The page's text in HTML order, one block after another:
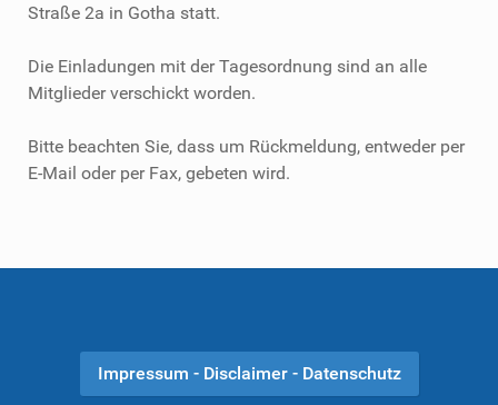
Straße 2a in Gotha statt.
Die Einladungen mit der Tagesordnung sind an alle
Mitglieder verschickt worden.
Bitte beachten Sie, dass um Rückmeldung, entweder per
E-Mail oder per Fax, gebeten wird.
Impressum - Disclaimer - Datenschutz